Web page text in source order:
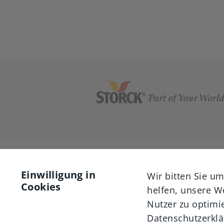
Einwilligung in
Cookies
Wir bitten Sie
helfen, unsere
Nutzer zu